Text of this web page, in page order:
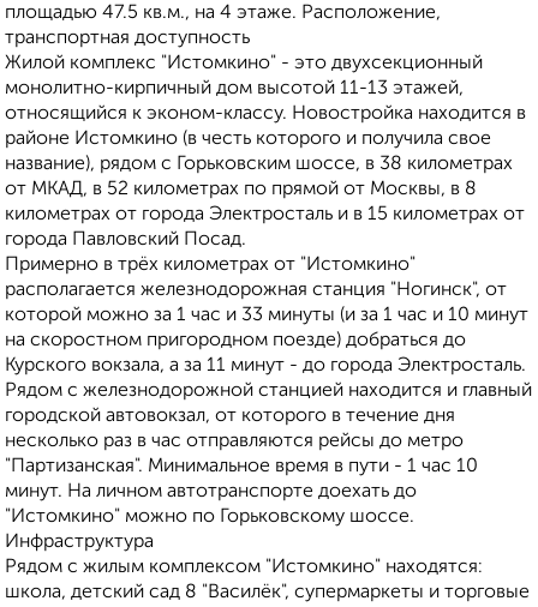
площадью 47.5 кв.м., на 4 этаже. Расположение,
транспортная доступность
Жилой комплекс "Истомкино" - это двухсекционный
монолитно-кирпичный дом высотой 11-13 этажей,
относящийся к эконом-классу. Новостройка находится в
районе Истомкино (в честь которого и получила свое
название), рядом с Горьковским шоссе, в 38 километрах
от МКАД, в 52 километрах по прямой от Москвы, в 8
километрах от города Электросталь и в 15 километрах от
города Павловский Посад.
Примерно в трёх километрах от "Истомкино"
располагается железнодорожная станция "Ногинск", от
которой можно за 1 час и 33 минуты (и за 1 час и 10 минут
на скоростном пригородном поезде) добраться до
Курского вокзала, а за 11 минут - до города Электросталь.
Рядом с железнодорожной станцией находится и главный
городской автовокзал, от которого в течение дня
несколько раз в час отправляются рейсы до метро
"Партизанская". Минимальное время в пути - 1 час 10
минут. На личном автотранспорте доехать до
"Истомкино" можно по Горьковскому шоссе.
Инфраструктура
Рядом с жилым комплексом "Истомкино" находятся:
школа, детский сад 8 "Василёк", супермаркеты и торговые